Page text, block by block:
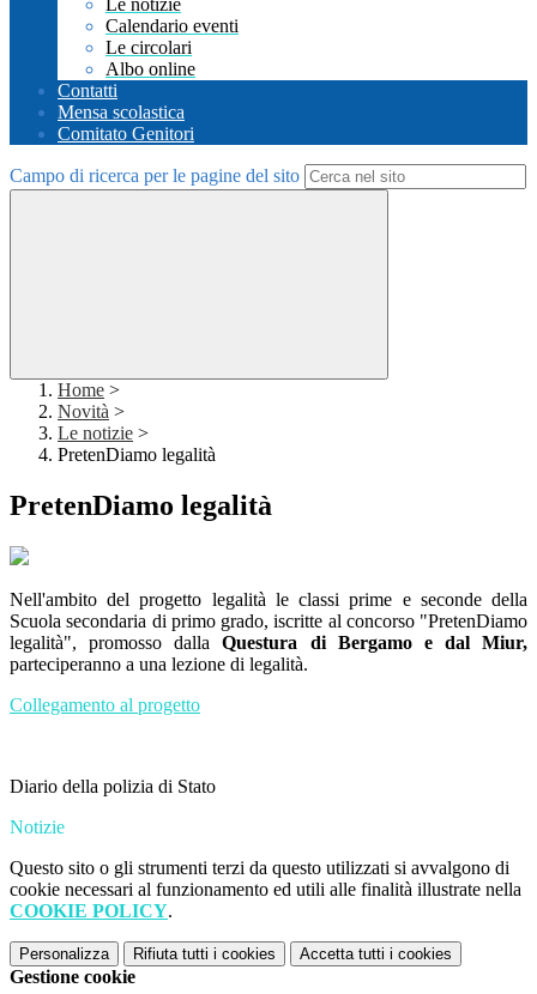
Le notizie
Calendario eventi
Le circolari
Albo online
Contatti
Mensa scolastica
Comitato Genitori
Campo di ricerca per le pagine del sito
Home >
Novità >
Le notizie >
PretenDiamo legalità
PretenDiamo legalità
Nell'ambito del progetto legalità le classi prime e seconde della
Scuola secondaria di primo grado, iscritte al concorso "PretenDiamo
legalità", promosso dallaQuestura di Bergamo e dal Miur,
parteciperanno a una lezione di legalità.
Collegamento al progetto
Diario della polizia di Stato
Notizie
Questo sito o gli strumenti terzi da questo utilizzati si avvalgono di
cookie necessari al funzionamento ed utili alle finalità illustrate nella
COOKIE POLICY.
Personalizza Rifiuta tutti i cookies Accetta tutti i cookies
Gestione cookie